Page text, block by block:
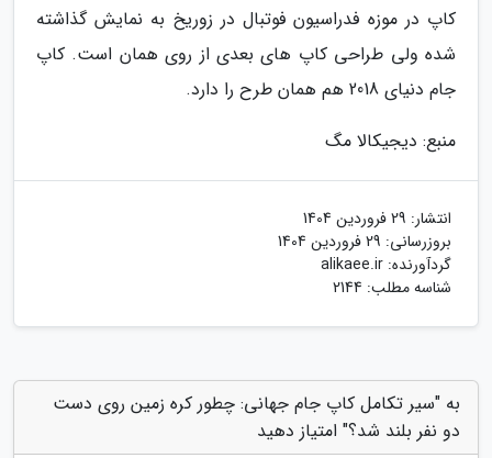
کاپ در موزه فدراسیون فوتبال در زوریخ به نمایش گذاشته
شده ولی طراحی کاپ های بعدی از روی همان است. کاپ
جام دنیای 2018 هم همان طرح را دارد.
منبع: دیجیکالا مگ
انتشار: 29 فروردین 1404
بروزرسانی: 29 فروردین 1404
گردآورنده: alikaee.ir
شناسه مطلب: 2144
به "سیر تکامل کاپ جام جهانی: چطور کره زمین روی دست
دو نفر بلند شد؟" امتیاز دهید